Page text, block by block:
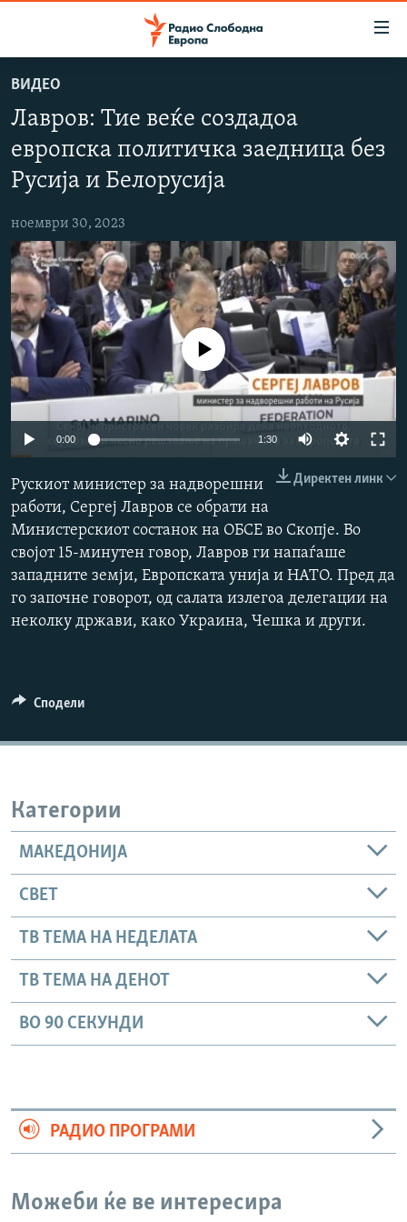
на
содржината
Оди
главната
Премини
на
пребарување
МАКЕДОНИЈА
СВЕТ
ВИЗУЕЛНО
ВЕСТИ
ШТО ТРЕБА ДА ЗНАЕТЕ
ПРИЈАВИ СЕ ЗА ЊУЗЛЕТЕР
ПОДКАСТ ЗОШТО?
СЛЕДЕТЕ НЕ
РСЕ веб страници
ВИДЕО
Лавров: Тие веќе создадоа
европска политичка заедница без
Русија и Белорусија
ноември 30, 2023
Auto 480p
720p 1080p
No media source currently available
0:00 1:30
480p
1080p
Директен линк
Рускиот министер за надворешни
работи, Сергеј Лавров се обрати на
Министерскиот состанок на ОБСЕ во Скопје. Во
својот 15-минутен говор, Лавров ги напаѓаше
западните земји, Европската унија и НАТО. Пред да
го започне говорот, од салата излегоа делегации на
неколку држави, како Украина, Чешка и други.
Сподели
Категории
МАКЕДОНИЈА
СВЕТ
ТВ ТЕМА НА НЕДЕЛАТА
ТВ ТЕМА НА ДЕНОТ
ВО 90 СЕКУНДИ
РАДИО ПРОГРАМИ
Можеби ќе ве интересира